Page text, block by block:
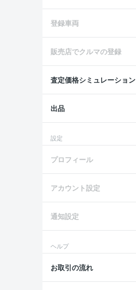
登録車両
販売店でクルマの登録
査定価格シミュレーション
出品
設定
プロフィール
アカウント設定
通知設定
ヘルプ
お取引の流れ